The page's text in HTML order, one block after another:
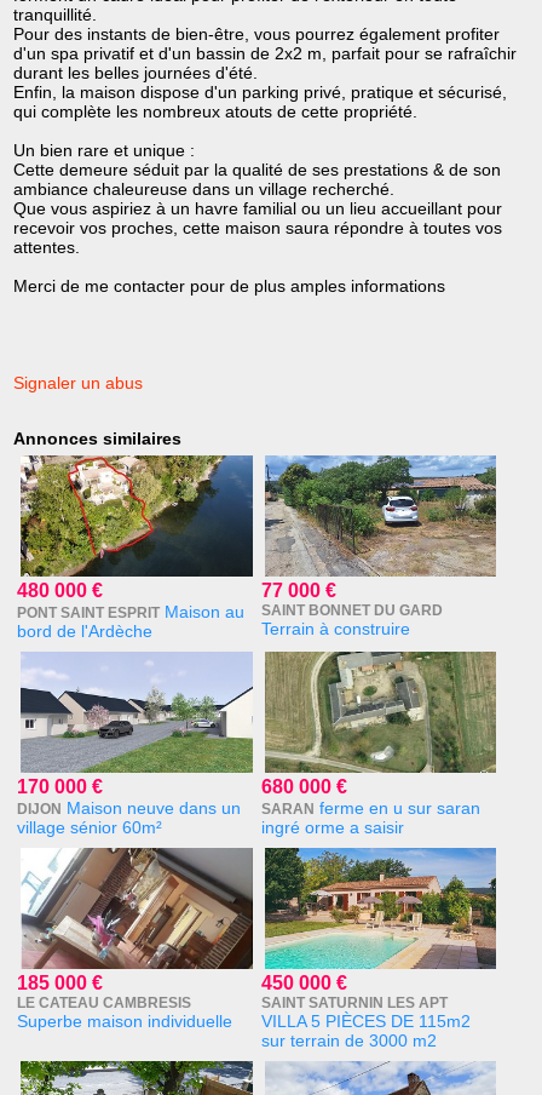
tranquillité.
Pour des instants de bien-être, vous pourrez également profiter
d'un spa privatif et d'un bassin de 2x2 m, parfait pour se rafraîchir
durant les belles journées d'été.
Enfin, la maison dispose d'un parking privé, pratique et sécurisé,
qui complète les nombreux atouts de cette propriété.
Un bien rare et unique :
Cette demeure séduit par la qualité de ses prestations & de son
ambiance chaleureuse dans un village recherché.
Que vous aspiriez à un havre familial ou un lieu accueillant pour
recevoir vos proches, cette maison saura répondre à toutes vos
attentes.
Merci de me contacter pour de plus amples informations
Signaler un abus
Annonces similaires
480 000 €
PONT SAINT ESPRIT Maison au
bord de l'Ardèche
77 000 €
SAINT BONNET DU GARD
Terrain à construire
170 000 €
DIJON Maison neuve dans un
village sénior 60m²
680 000 €
SARAN ferme en u sur saran
ingré orme a saisir
185 000 €
LE CATEAU CAMBRESIS
Superbe maison individuelle
450 000 €
SAINT SATURNIN LES APT
VILLA 5 PIÈCES DE 115m2
sur terrain de 3000 m2